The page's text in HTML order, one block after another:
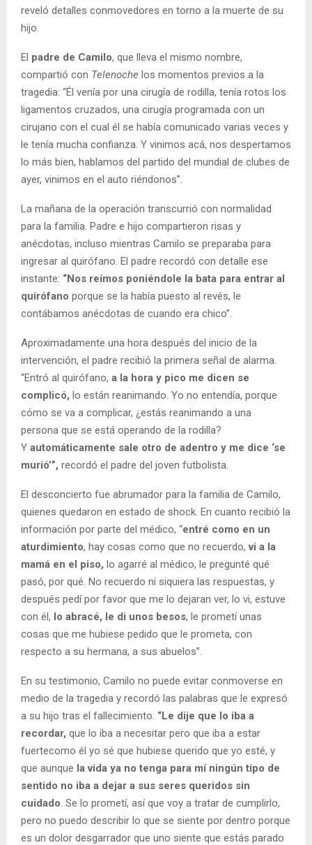
reveló detalles conmovedores en torno a la muerte de su
hijo.
El padre de Camilo, que lleva el mismo nombre,
compartió con Telenoche los momentos previos a la
tragedia: “Él venía por una cirugía de rodilla, tenía rotos los
ligamentos cruzados, una cirugía programada con un
cirujano con el cual él se había comunicado varias veces y
le tenía mucha confianza. Y vinimos acá, nos despertamos
lo más bien, hablamos del partido del mundial de clubes de
ayer, vinimos en el auto riéndonos”.
La mañana de la operación transcurrió con normalidad
para la familia. Padre e hijo compartieron risas y
anécdotas, incluso mientras Camilo se preparaba para
ingresar al quirófano. El padre recordó con detalle ese
instante: “Nos reímos poniéndole la bata para entrar al
quirófano porque se la había puesto al revés, le
contábamos anécdotas de cuando era chico”.
Aproximadamente una hora después del inicio de la
intervención, el padre recibió la primera señal de alarma.
“Entró al quirófano, a la hora y pico me dicen se
complicó, lo están reanimando. Yo no entendía, porque
cómo se va a complicar, ¿estás reanimando a una
persona que se está operando de la rodilla?
Y automáticamente sale otro de adentro y me dice ‘se
murió’”, recordó el padre del joven futbolista.
El desconcierto fue abrumador para la familia de Camilo,
quienes quedaron en estado de shock. En cuanto recibió la
información por parte del médico, “entré como en un
aturdimiento, hay cosas como que no recuerdo,vi a la
mamá en el piso, lo agarré al médico, le pregunté qué
pasó, por qué. No recuerdo ni siquiera las respuestas, y
después pedí por favor que me lo dejaran ver, lo vi, estuve
con él, lo abracé, le di unos besos, le prometí unas
cosas que me hubiese pedido que le prometa, con
respecto a su hermana, a sus abuelos”.
En su testimonio, Camilo no puede evitar conmoverse en
medio de la tragedia y recordó las palabras que le expresó
a su hijo tras el fallecimiento. “Le dije que lo iba a
recordar, que lo iba a necesitar pero que iba a estar
fuertecomo él yo sé que hubiese querido que yo esté, y
que aunque la vida ya no tenga para mí ningún tipo de
sentido no iba a dejar a sus seres queridos sin
cuidado. Se lo prometí, así que voy a tratar de cumplirlo,
pero no puedo describir lo que se siente por dentro porque
es un dolor desgarrador que uno siente que estás parado